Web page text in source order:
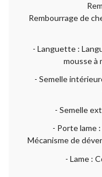
Rembourrage de
- Languette :
mousse à
- Semelle
- Semelle
- Porte lame
Mécanisme de
- Lame :